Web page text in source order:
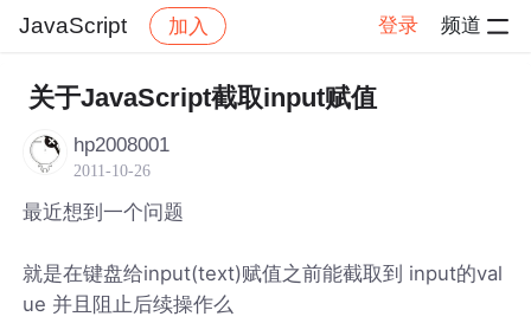
JavaScript 加入 登录 频道
社区 JavaScript 帖子详情
关于JavaScript截取input赋值
hp2008001
2011-10-26
最近想到一个问题
就是在键盘给input(text)赋值之前能截取到 input的val
ue 并且阻止后续操作么